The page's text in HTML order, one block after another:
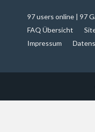
97 users online | 97
FAQ Übersicht
Impressum